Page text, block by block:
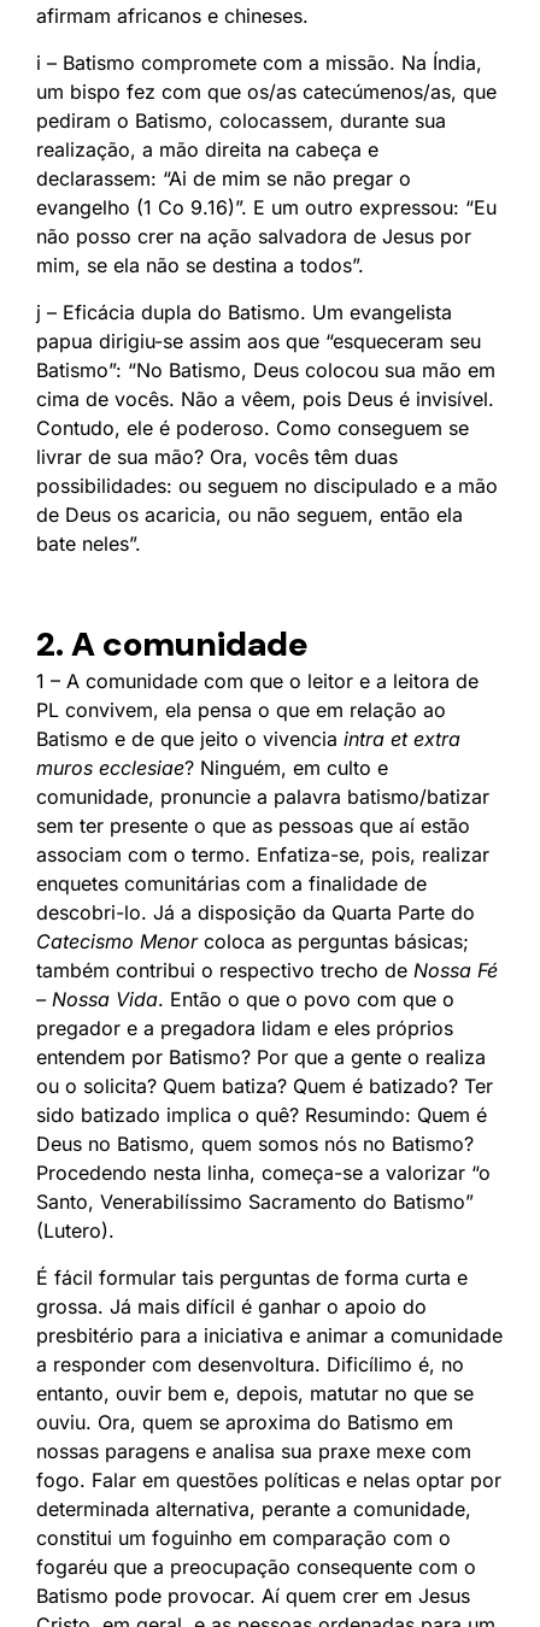
afirmam africanos e chineses.
i – Batismo compromete com a missão. Na Índia,
um bispo fez com que os/as catecúmenos/as, que
pediram o Batismo, colocassem, durante sua
realização, a mão direita na cabeça e
declarassem: “Ai de mim se não pregar o
evangelho (1 Co 9.16)”. E um outro expressou: “Eu
não posso crer na ação salvadora de Jesus por
mim, se ela não se destina a todos”.
j – Eficácia dupla do Batismo. Um evangelista
papua dirigiu-se assim aos que “esqueceram seu
Batismo”: “No Batismo, Deus colocou sua mão em
cima de vocês. Não a vêem, pois Deus é invisível.
Contudo, ele é poderoso. Como conseguem se
livrar de sua mão? Ora, vocês têm duas
possibilidades: ou seguem no discipulado e a mão
de Deus os acaricia, ou não seguem, então ela
bate neles”.
2. A comunidade
1 – A comunidade com que o leitor e a leitora de
PL convivem, ela pensa o que em relação ao
Batismo e de que jeito o vivencia intra et extra
muros ecclesiae? Ninguém, em culto e
comunidade, pronuncie a palavra batismo/batizar
sem ter presente o que as pessoas que aí estão
associam com o termo. Enfatiza-se, pois, realizar
enquetes comunitárias com a finalidade de
descobri-lo. Já a disposição da Quarta Parte do
Catecismo Menorcoloca as perguntas básicas;
também contribui o respectivo trecho de Nossa Fé
– Nossa Vida. Então o que o povo com que o
pregador e a pregadora lidam e eles próprios
entendem por Batismo? Por que a gente o realiza
ou o solicita? Quem batiza? Quem é batizado? Ter
sido batizado implica o quê? Resumindo: Quem é
Deus no Batismo, quem somos nós no Batismo?
Procedendo nesta linha, começa-se a valorizar “o
Santo, Venerabilíssimo Sacramento do Batismo”
(Lutero).
É fácil formular tais perguntas de forma curta e
grossa. Já mais difícil é ganhar o apoio do
presbitério para a iniciativa e animar a comunidade
a responder com desenvoltura. Dificílimo é, no
entanto, ouvir bem e, depois, matutar no que se
ouviu. Ora, quem se aproxima do Batismo em
nossas paragens e analisa sua praxe mexe com
fogo. Falar em questões políticas e nelas optar por
determinada alternativa, perante a comunidade,
constitui um foguinho em comparação com o
fogaréu que a preocupação consequente com o
Batismo pode provocar. Aí quem crer em Jesus